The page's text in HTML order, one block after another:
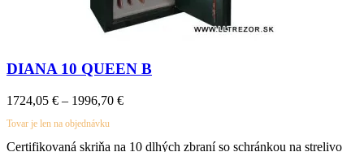
DIANA 10 QUEEN B
1724,05 € – 1996,70 €Price
through
Tovar je len na objednávku
Certifikovaná skriňa na 10 dlhých zbraní so schránkou na strelivo